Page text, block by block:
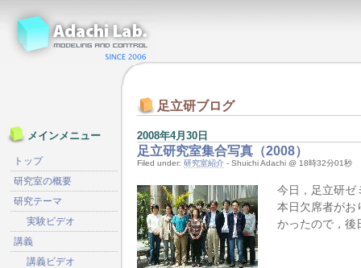
足立研ブログ
2008年4月30日
足立研究室集合写真（2008）
Filed under: 研究室紹介 - Shuichi Adachi @ 18時32分01秒
今日，足立研ゼ
本日欠席者がお
かったので，後
メインメニュー
トップ
研究室の概要
研究テーマ
実験ビデオ
講義
講義ビデオ